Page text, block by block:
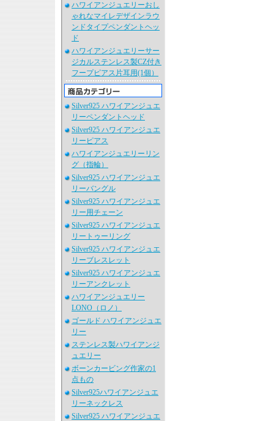
ハワイアンジュエリーおし
ゃれなマイレデザインラウ
ンドタイプペンダントヘッ
ド
ハワイアンジュエリーサー
ジカルステンレス製CZ付き
フープピアス片耳用(1個）
Silver925 ハワイアンジュエ
リーペンダントヘッド
Silver925 ハワイアンジュエ
リーピアス
ハワイアンジュエリーリン
グ（指輪）
Silver925 ハワイアンジュエ
リーバングル
Silver925 ハワイアンジュエ
リー用チェーン
Silver925 ハワイアンジュエ
リートゥーリング
Silver925 ハワイアンジュエ
リーブレスレット
Silver925 ハワイアンジュエ
リーアンクレット
ハワイアンジュエリー
LONO（ロノ）
ゴールド ハワイアンジュエ
リー
ステンレス製ハワイアンジ
ュエリー
ボーンカービング作家の1
点もの
Silver925ハワイアンジュエ
リーネックレス
Silver925 ハワイアンジュエ